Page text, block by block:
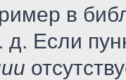
в
д. Если